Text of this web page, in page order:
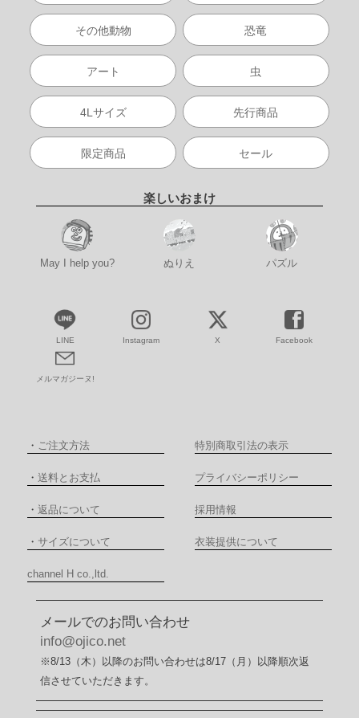
その他動物 恐竜
アート 虫
4Lサイズ 先行商品
限定商品 セール
楽しいおまけ
May I help you? ぬりえ パズル
LINE Instagram X Facebook
メルマガジーヌ!
・ ご注文方法 特別商取引法の表示
・ 送料とお支払 プライバシーポリシー
・ 返品について 採用情報
・ サイズについて 衣装提供について
channel H co.,ltd.
メールでのお問い合わせ
info@ojico.net
※8/13（木）以降のお問い合わせは8/17（月）以降順次返
信させていただきます。